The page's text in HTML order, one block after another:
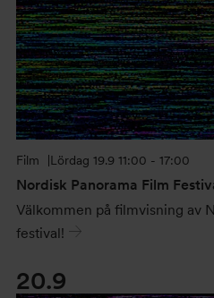
Lördag 19.9 11:00 - 17:00
Film
Nordisk Panorama Film
Välkommen på filmvisning av
festival!
20.9